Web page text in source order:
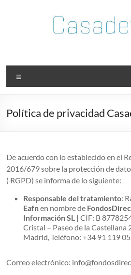
Casadevall
EAFI
Manuel
EAFI
Política de privacidad
De acuerdo con lo establecido en el
2016/679 sobre la protección de
( RGPD) se informa de lo siguiente:
Responsable del tratamiento:
Eafnen nombre de
Información SL | CIF: B
Cristal – Paseo de la Castellana
Madrid, Teléfono: +34 91 119
Correo electrónico: